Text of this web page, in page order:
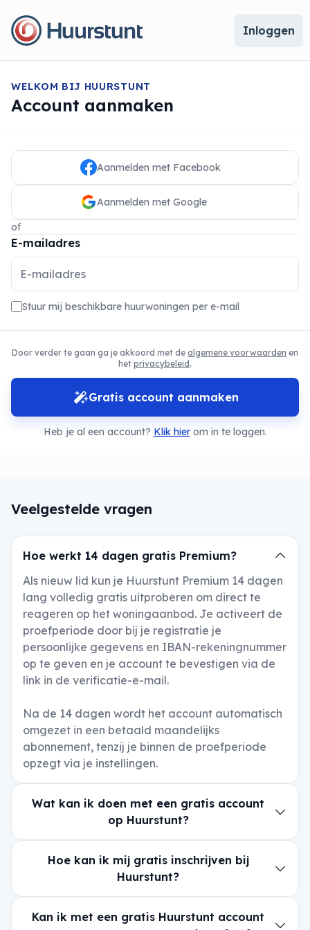
Inloggen
WELKOM BIJ HUURSTUNT
Account aanmaken
Aanmelden met Facebook
Aanmelden met Google
of
E-mailadres
Stuur mij beschikbare huurwoningen per e-mail
Door verder te gaan ga je akkoord met de algemene voorwaarden en
het privacybeleid .
Gratis account aanmaken
Heb je al een account? Klik hierom in te loggen.
Veelgestelde vragen
Hoe werkt 14 dagen gratis Premium?
Als nieuw lid kun je Huurstunt Premium 14 dagen
lang volledig gratis uitproberen om direct te
reageren op het woningaanbod. Je activeert de
proefperiode door bij je registratie je
persoonlijke gegevens en IBAN-rekeningnummer
op te geven en je account te bevestigen via de
link in de verificatie-e-mail.
Na de 14 dagen wordt het account automatisch
omgezet in een betaald maandelijks
abonnement, tenzij je binnen de proefperiode
opzegt via je instellingen.
Wat kan ik doen met een gratis account
op Huurstunt?
Hoe kan ik mij gratis inschrijven bij
Huurstunt?
Kan ik met een gratis Huurstunt account